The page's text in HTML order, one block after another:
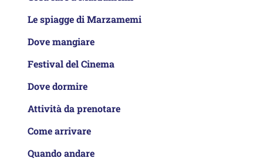
Le spiagge di Marzamemi
Dove mangiare
Festival del Cinema
Dove dormire
Attività da prenotare
Come arrivare
Quando andare